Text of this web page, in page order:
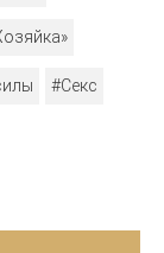
#Секс